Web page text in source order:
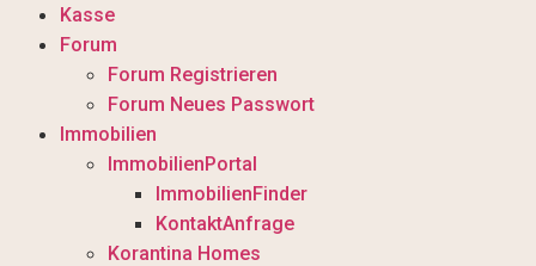
Kasse
Forum
Forum Registrieren
Forum Neues Passwort
Immobilien
ImmobilienPortal
ImmobilienFinder
KontaktAnfrage
Korantina Homes